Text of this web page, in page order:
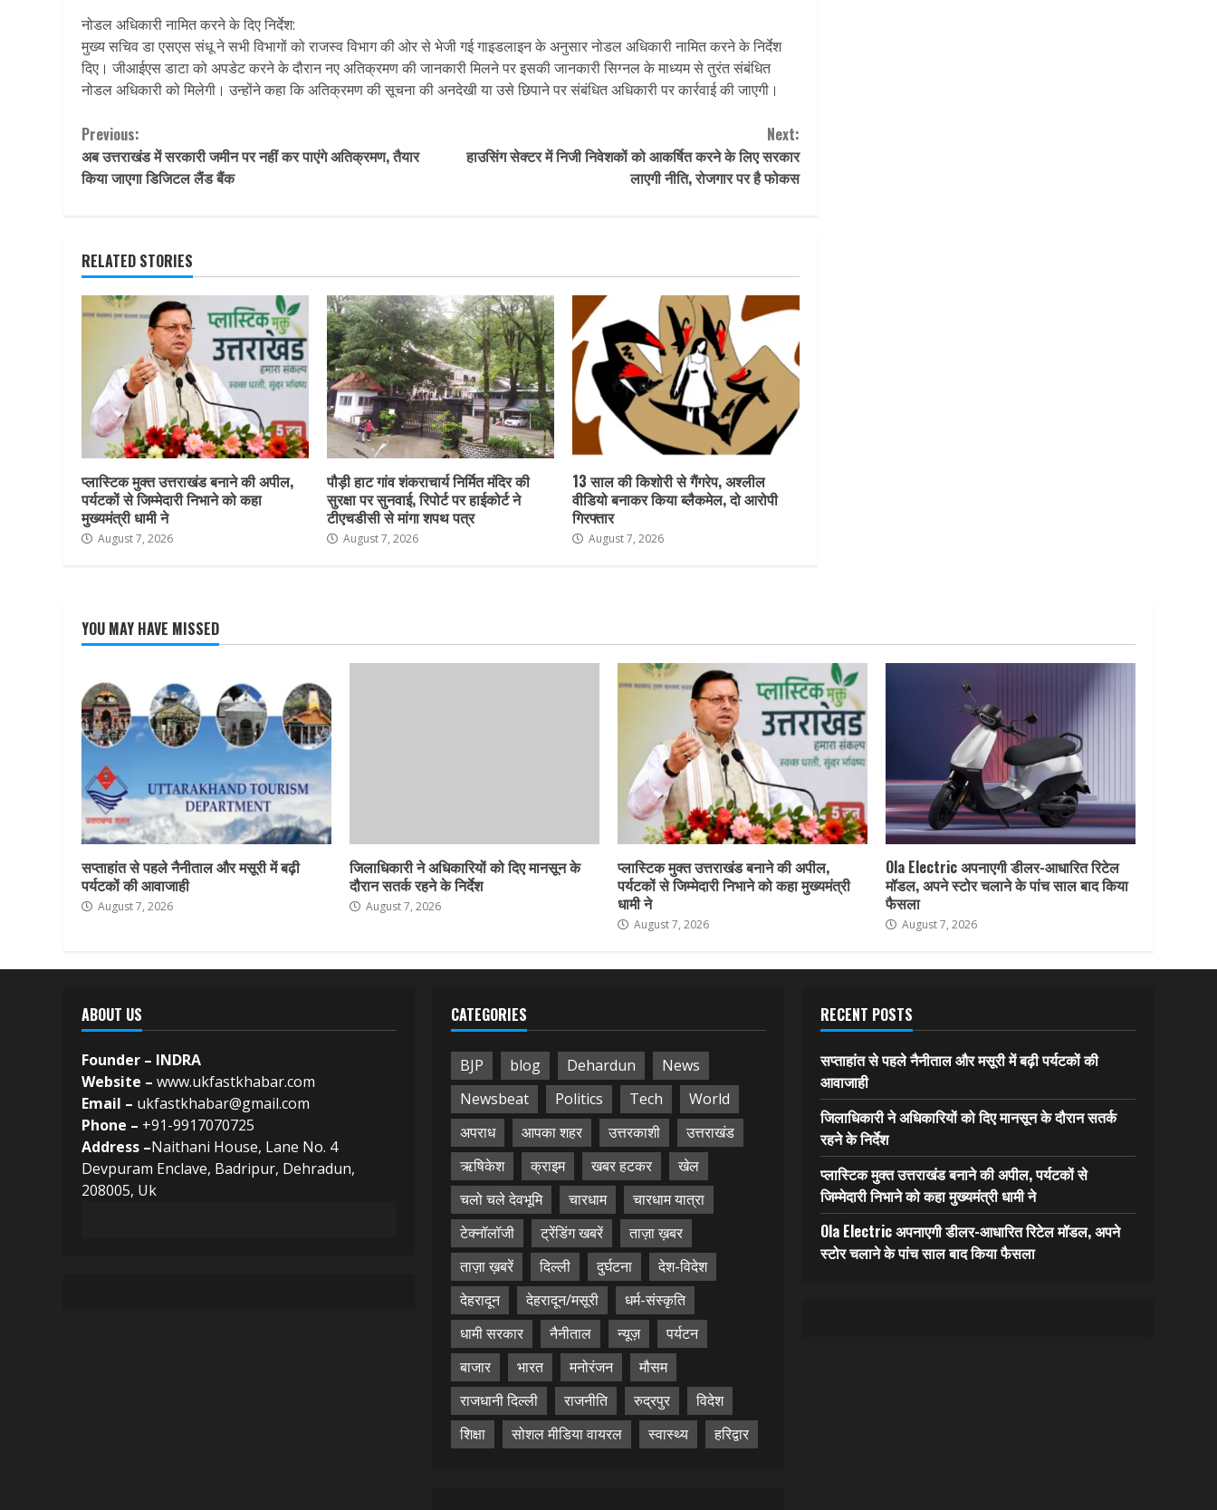
नोडल अधिकारी नामित करने के दिए निर्देश:
मुख्य सचिव डा एसएस संधू ने सभी विभागों को राजस्व विभाग की ओर से भेजी गई गाइडलाइन के अनुसार नोडल अधिकारी नामित करने के निर्देश
दिए। जीआईएस डाटा को अपडेट करने के दौरान नए अतिक्रमण की जानकारी मिलने पर इसकी जानकारी सिग्नल के माध्यम से तुरंत संबंधित
नोडल अधिकारी को मिलेगी। उन्होंने कहा कि अतिक्रमण की सूचना की अनदेखी या उसे छिपाने पर संबंधित अधिकारी पर कार्रवाई की जाएगी।
Continue
Reading
Previous:
अब उत्तराखंड में सरकारी जमीन पर नहीं कर पाएंगे अतिक्रमण, तैयार
किया जाएगा डिजिटल लैंड बैंक
Next:
हाउसिंग सेक्टर में निजी निवेशकों को आकर्षित करने के लिए सरकार
लाएगी नीति, रोजगार पर है फोकस
RELATED STORIES
प्लास्टिक मुक्त उत्तराखंड बनाने की अपील,
पर्यटकों से जिम्मेदारी निभाने को कहा
मुख्यमंत्री धामी ने
August 7, 2026
पौड़ी हाट गांव शंकराचार्य निर्मित मंदिर की
सुरक्षा पर सुनवाई, रिपोर्ट पर हाईकोर्ट ने
टीएचडीसी से मांगा शपथ पत्र
August 7, 2026
13 साल की किशोरी से गैंगरेप, अश्लील
वीडियो बनाकर किया ब्लैकमेल, दो आरोपी
गिरफ्तार
August 7, 2026
YOU MAY HAVE MISSED
सप्ताहांत से पहले नैनीताल और मसूरी में बढ़ी
पर्यटकों की आवाजाही
August 7, 2026
जिलाधिकारी ने अधिकारियों को दिए मानसून के
दौरान सतर्क रहने के निर्देश
August 7, 2026
प्लास्टिक मुक्त उत्तराखंड बनाने की अपील,
पर्यटकों से जिम्मेदारी निभाने को कहा मुख्यमंत्री
धामी ने
August 7, 2026
Ola Electric अपनाएगी डीलर-आधारित रिटेल
मॉडल, अपने स्टोर चलाने के पांच साल बाद किया
फैसला
August 7, 2026
ABOUT US
Founder – INDRA
Website – www.ukfastkhabar.com
Email – ukfastkhabar@gmail.com
Phone – +91-9917070725
Address –Naithani House, Lane No. 4
Devpuram Enclave, Badripur, Dehradun,
208005, Uk
CATEGORIES
BJP blog Dehardun
News
Newsbeat
Politics Tech
World
अपराध
आपका शहर उत्तरकाशी
उत्तराखंड
ऋषिकेश
क्राइम खबर हटकर
खेल
चलो चले देवभूमि
चारधाम
चारधाम यात्रा
टेक्नॉलॉजी
ट्रेंडिंग खबरें
ताज़ा ख़बर
ताज़ा ख़बरें
दिल्ली दुर्घटना
देश-विदेश
देहरादून
देहरादून/मसूरी
धर्म-संस्कृति
धामी सरकार
नैनीताल न्यूज़
पर्यटन
बाजार
भारत मनोरंजन
मौसम
राजधानी दिल्ली
राजनीति रुद्रपुर
विदेश
शिक्षा
सोशल मीडिया वायरल स्वास्थ्य हरिद्वार
RECENT POSTS
सप्ताहांत से पहले नैनीताल और मसूरी में बढ़ी पर्यटकों की
आवाजाही
जिलाधिकारी ने अधिकारियों को दिए मानसून के दौरान सतर्क
रहने के निर्देश
प्लास्टिक मुक्त उत्तराखंड बनाने की अपील, पर्यटकों से
जिम्मेदारी निभाने को कहा मुख्यमंत्री धामी ने
Ola Electric अपनाएगी डीलर-आधारित रिटेल मॉडल, अपने
स्टोर चलाने के पांच साल बाद किया फैसला